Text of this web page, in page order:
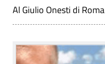
Al Giulio Onesti di Roma